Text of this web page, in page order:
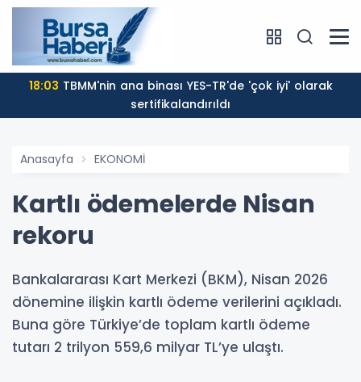
18:03
sertifikalandırıldı
Anasayfa EKONOMİ
Kartlı ödemelerde Nisan
rekoru
Bankalararası Kart Merkezi (BKM), Nisan 2026
dönemine ilişkin kartlı ödeme verilerini açıkladı.
Buna göre Türkiye’de toplam kartlı ödeme
tutarı 2 trilyon 559,6 milyar TL’ye ulaştı.